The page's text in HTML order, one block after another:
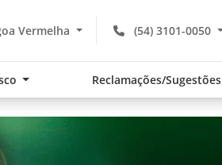
(54) 3101-0050
Vermelha
Reclamações/Sugestões